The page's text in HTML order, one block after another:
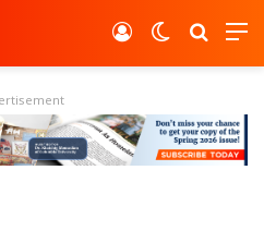
Switch skin
Log In